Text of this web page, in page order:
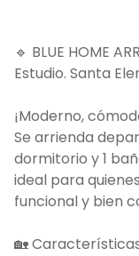
🔹 BLUE HOME
Estudio. Santa
¡Moderno,
Se arrienda
dormitorio y 1
ideal para
funcional y bien
🏡